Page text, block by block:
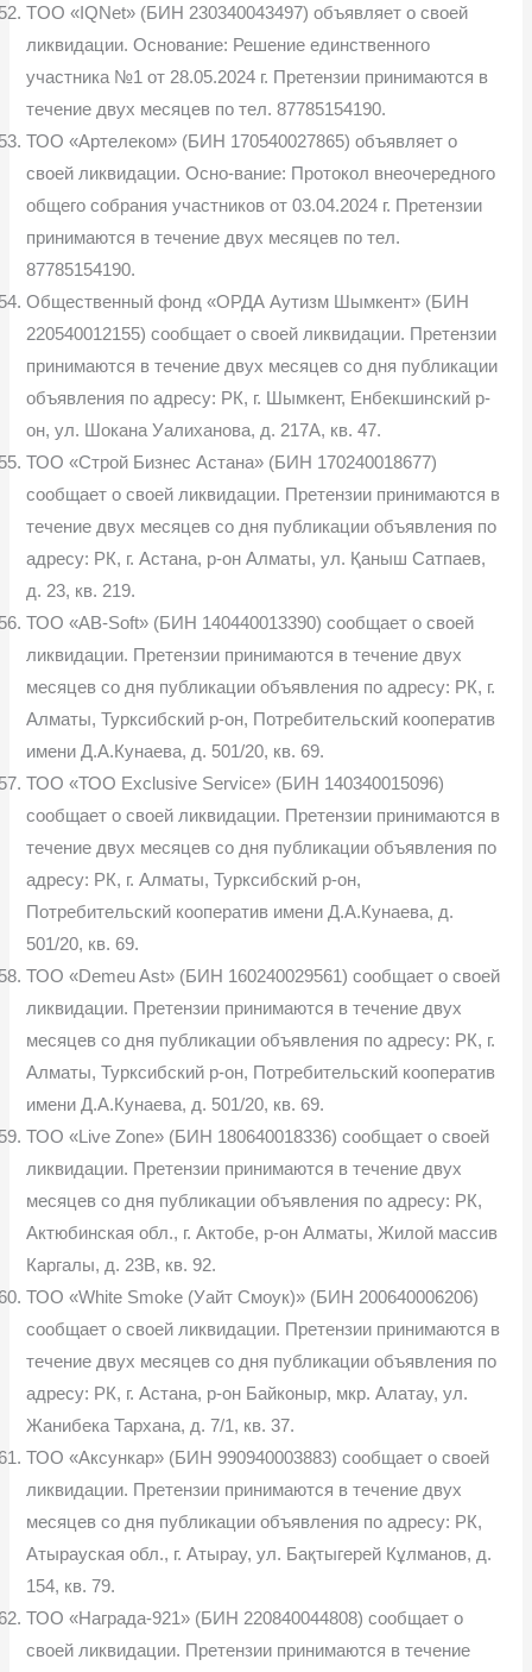
TOO «IQNet» (БИН 230340043497) объявляет о своей
ликвидации. Основание: Решение единственного
участника №1 от 28.05.2024 г. Претензии принимаются в
течение двух месяцев по тел. 87785154190.
ТОО «Артелеком» (БИН 170540027865) объявляет о
своей ликвидации. Осно-вание: Протокол внеочередного
общего собрания участников от 03.04.2024 г. Претензии
принимаются в течение двух месяцев по тел.
87785154190.
Общественный фонд «ОРДА Аутизм Шымкент» (БИН
220540012155) сообщает о своей ликвидации. Претензии
принимаются в течение двух месяцев со дня публикации
объявления по адресу: РК, г. Шымкент, Енбекшинский р-
он, ул. Шокана Уалиханова, д. 217А, кв. 47.
ТОО «Строй Бизнес Астана» (БИН 170240018677)
сообщает о своей ликвидации. Претензии принимаются в
течение двух месяцев со дня публикации объявления по
адресу: РК, г. Астана, р-он Алматы, ул. Қаныш Сатпаев,
д. 23, кв. 219.
ТОО «AB-Soft» (БИН 140440013390) сообщает о своей
ликвидации. Претензии принимаются в течение двух
месяцев со дня публикации объявления по адресу: РК, г.
Алматы, Турксибский р-он, Потребительский кооператив
имени Д.А.Кунаева, д. 501/20, кв. 69.
ТОО «ТОО Ехсlusive Service» (БИН 140340015096)
сообщает о своей ликвидации. Претензии принимаются в
течение двух месяцев со дня публикации объявления по
адресу: РК, г. Алматы, Турксибский р-он,
Потребительский кооператив имени Д.А.Кунаева, д.
501/20, кв. 69.
ТОО «Demeu Ast» (БИН 160240029561) сообщает о своей
ликвидации. Претензии принимаются в течение двух
месяцев со дня публикации объявления по адресу: РК, г.
Алматы, Турксибский р-он, Потребительский кооператив
имени Д.А.Кунаева, д. 501/20, кв. 69.
ТОО «Live Zone» (БИН 180640018336) сообщает о своей
ликвидации. Претензии принимаются в течение двух
месяцев со дня публикации объявления по адресу: РК,
Актюбинская обл., г. Актобе, р-он Алматы, Жилой массив
Каргалы, д. 23В, кв. 92.
ТОО «White Smoke (Уайт Смоук)» (БИН 200640006206)
сообщает о своей ликвидации. Претензии принимаются в
течение двух месяцев со дня публикации объявления по
адресу: РК, г. Астана, р-он Байконыр, мкр. Алатау, ул.
Жанибека Тархана, д. 7/1, кв. 37.
ТОО «Аксункар» (БИН 990940003883) сообщает о своей
ликвидации. Претензии принимаются в течение двух
месяцев со дня публикации объявления по адресу: РК,
Атырауская обл., г. Атырау, ул. Бақтыгерей Кұлманов, д.
154, кв. 79.
ТОО «Награда-921» (БИН 220840044808) сообщает о
своей ликвидации. Претензии принимаются в течение